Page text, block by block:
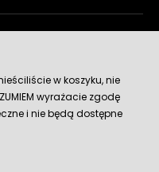
w koszyku, nie
wyrażacie zgodę
i nie będą dostępne